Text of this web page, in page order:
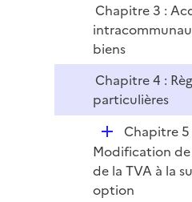
Chapitre 3 :
biens
Chapitre 4 :
particulières
D
é
p
l
Chapitre 5
Modification
de la TVA à la
option